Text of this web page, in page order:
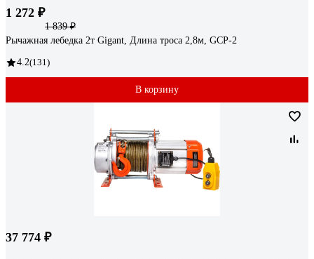
1 272 ₽
1 839 ₽
Рычажная лебедка 2т Gigant, Длина троса 2,8м, GCP-2
4.2(131)
В корзину
37 774 ₽